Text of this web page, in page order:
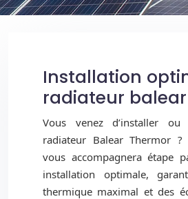
Installation
radiateur
Vous venez d’installer
radiateur Balear Thermor
vous accompagnera étape
installation optimale,
thermique maximal et des